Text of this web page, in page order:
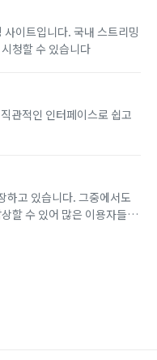
이트입니다. 국내 스트리밍
청할 수 있습니다
관적인 인터페이스로 쉽고
하고 있습니다. 그중에서도
할 수 있어 많은 이용자들이